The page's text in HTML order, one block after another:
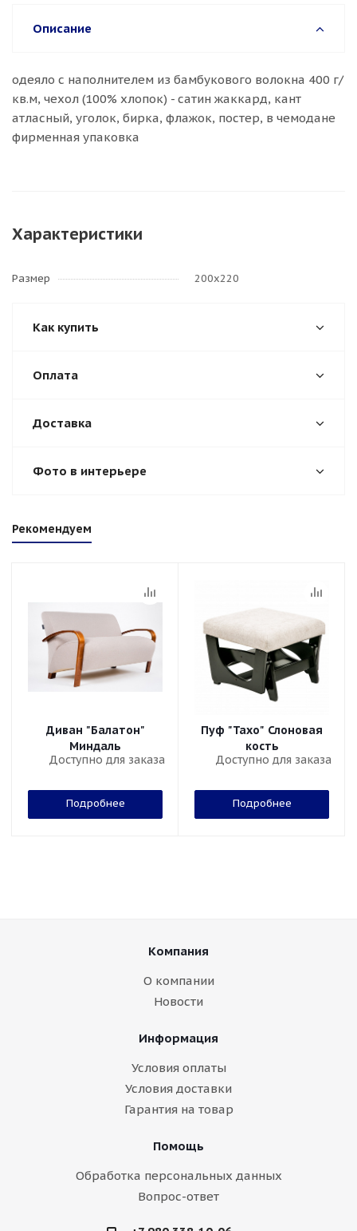
Описание
одеяло с наполнителем из бамбукового волокна 400 г/
кв.м, чехол (100% хлопок) - сатин жаккард, кант
атласный, уголок, бирка, флажок, постер, в чемодане
фирменная упаковка
Характеристики
Размер 200х220
Как купить
Оплата
Доставка
Фото в интерьере
Рекомендуем
Диван "Балатон"
Миндаль
Доступно для заказа
Подробнее
Пуф "Тахо" Слоновая
кость
Доступно для заказа
Подробнее
Компания
О компании
Новости
Информация
Условия оплаты
Условия доставки
Гарантия на товар
Помощь
Обработка персональных данных
Вопрос-ответ